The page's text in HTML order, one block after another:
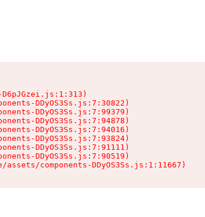
DDyOS3Ss.js:7:30822)
DDyOS3Ss.js:7:99379)
DDyOS3Ss.js:7:94878)
DDyOS3Ss.js:7:94016)
DDyOS3Ss.js:7:93824)
DDyOS3Ss.js:7:91111)
DDyOS3Ss.js:7:90519)
assets/components-DDyOS3Ss.js:1:11667)